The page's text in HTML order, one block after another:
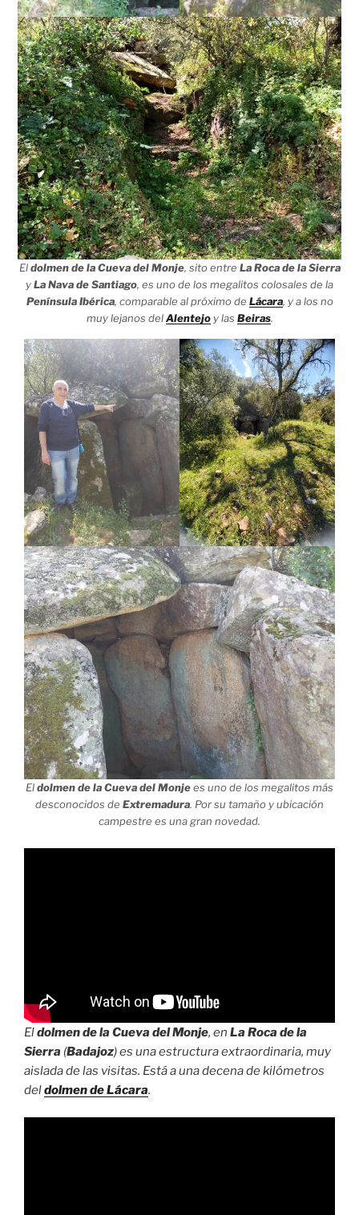
Eldolmen de la Cueva del Monje, sito entre La Roca de la Sierra
yLa Nava de Santiago, es uno de los megalitos colosales de la
Península Ibérica, comparable al próximo de Lácara, y a los no
muy lejanos del Alentejoy las Beiras.
Eldolmen de la Cueva del Monjees uno de los megalitos más
desconocidos de Extremadura. Por su tamaño y ubicación
campestre es una gran novedad.
Eldolmen de la Cueva del Monje, en La Roca de la
Sierra (Badajoz) es una estructura extraordinaria, muy
aislada de las visitas. Está a una decena de kilómetros
deldolmen de Lácara.